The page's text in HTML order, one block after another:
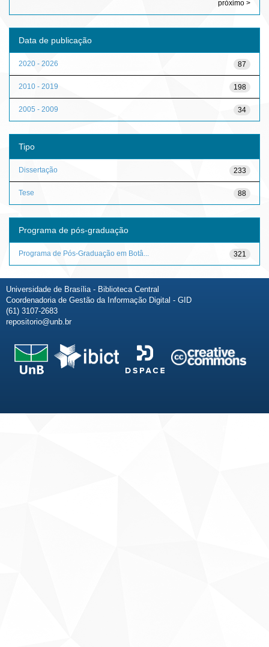
próximo >
Data de publicação
87
2020 - 2026
198
2010 - 2019
34
2005 - 2009
Tipo
233
Dissertação
88
Tese
Programa de pós-graduação
321
Programa de Pós-Graduação em Botâ...
Universidade de Brasília - Biblioteca Central
Coordenadoria de Gestão da Informação Digital - GID
(61) 3107-2683
repositorio@unb.br